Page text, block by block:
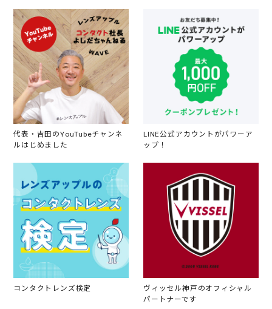
代表・吉田のYouTubeチャンネ
ルはじめました
LINE公式アカウントがパワーア
ップ！
コンタクトレンズ検定
ヴィッセル神戸のオフィシャル
パートナーです